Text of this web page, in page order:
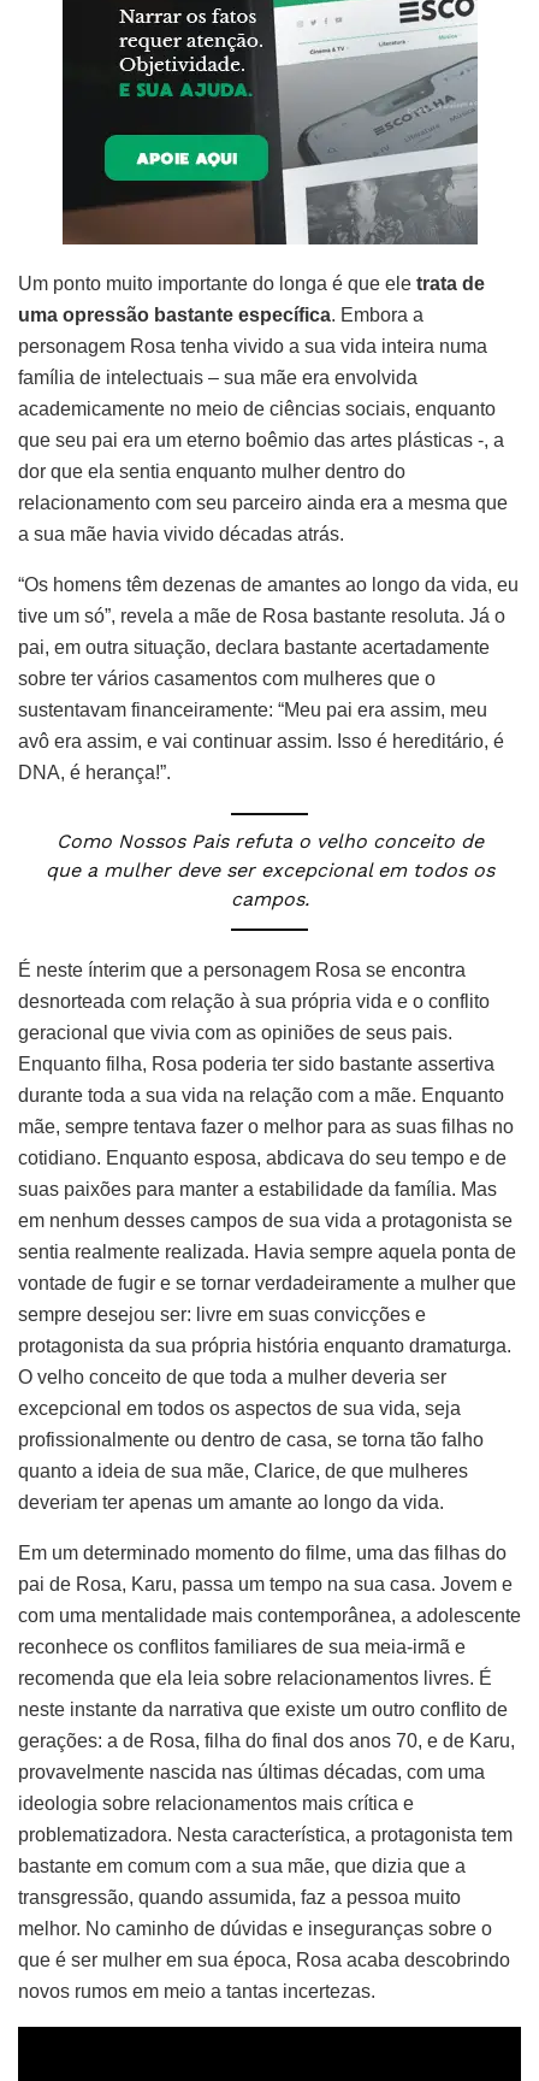
Um ponto muito importante do longa é que ele trata de
uma opressão bastante específica. Embora a
personagem Rosa tenha vivido a sua vida inteira numa
família de intelectuais – sua mãe era envolvida
academicamente no meio de ciências sociais, enquanto
que seu pai era um eterno boêmio das artes plásticas -, a
dor que ela sentia enquanto mulher dentro do
relacionamento com seu parceiro ainda era a mesma que
a sua mãe havia vivido décadas atrás.
“Os homens têm dezenas de amantes ao longo da vida, eu
tive um só”, revela a mãe de Rosa bastante resoluta. Já o
pai, em outra situação, declara bastante acertadamente
sobre ter vários casamentos com mulheres que o
sustentavam financeiramente: “Meu pai era assim, meu
avô era assim, e vai continuar assim. Isso é hereditário, é
DNA, é herança!”.
Como Nossos Pais refuta o velho conceito de
que a mulher deve ser excepcional em todos os
campos.
É neste ínterim que a personagem Rosa se encontra
desnorteada com relação à sua própria vida e o conflito
geracional que vivia com as opiniões de seus pais.
Enquanto filha, Rosa poderia ter sido bastante assertiva
durante toda a sua vida na relação com a mãe. Enquanto
mãe, sempre tentava fazer o melhor para as suas filhas no
cotidiano. Enquanto esposa, abdicava do seu tempo e de
suas paixões para manter a estabilidade da família. Mas
em nenhum desses campos de sua vida a protagonista se
sentia realmente realizada. Havia sempre aquela ponta de
vontade de fugir e se tornar verdadeiramente a mulher que
sempre desejou ser: livre em suas convicções e
protagonista da sua própria história enquanto dramaturga.
O velho conceito de que toda a mulher deveria ser
excepcional em todos os aspectos de sua vida, seja
profissionalmente ou dentro de casa, se torna tão falho
quanto a ideia de sua mãe, Clarice, de que mulheres
deveriam ter apenas um amante ao longo da vida.
Em um determinado momento do filme, uma das filhas do
pai de Rosa, Karu, passa um tempo na sua casa. Jovem e
com uma mentalidade mais contemporânea, a adolescente
reconhece os conflitos familiares de sua meia-irmã e
recomenda que ela leia sobre relacionamentos livres. É
neste instante da narrativa que existe um outro conflito de
gerações: a de Rosa, filha do final dos anos 70, e de Karu,
provavelmente nascida nas últimas décadas, com uma
ideologia sobre relacionamentos mais crítica e
problematizadora. Nesta característica, a protagonista tem
bastante em comum com a sua mãe, que dizia que a
transgressão, quando assumida, faz a pessoa muito
melhor. No caminho de dúvidas e inseguranças sobre o
que é ser mulher em sua época, Rosa acaba descobrindo
novos rumos em meio a tantas incertezas.